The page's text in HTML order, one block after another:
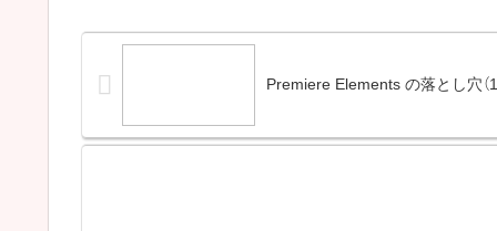
Premiere Elements の落とし穴（1